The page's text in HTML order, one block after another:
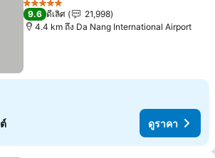
5 ดาว
9.6 ดีเลิศ
21,998
4.4 km ถึง Da Nang International Airport
ดูราคา